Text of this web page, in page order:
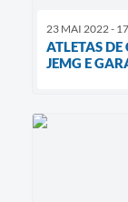
23 MAI 2022 -
ATLETAS
JEMG E